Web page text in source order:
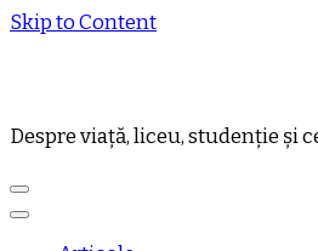
Skip to Content
Despre viață, liceu, studenție și